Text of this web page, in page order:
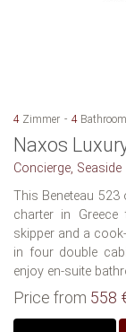
4 Zimmer 4
Naxos
Concierge, Seaside
This Beneteau
charter in
skipper and a
in four double
enjoy en-suite
Price from 558